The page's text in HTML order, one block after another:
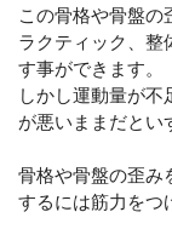
この骨格や骨盤の
ラクティック、整
す事ができます。
しかし運動量が
が悪いままだとい
骨格や骨盤の歪み
するには筋力をつ